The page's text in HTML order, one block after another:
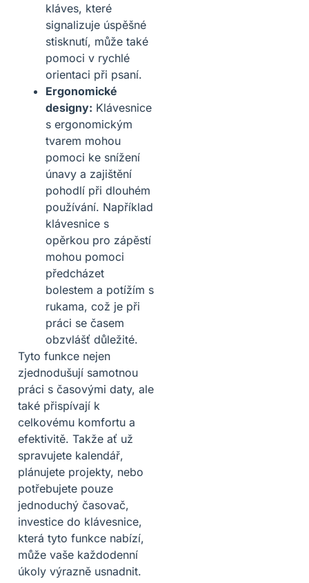
kláves, které
signalizuje úspěšné
stisknutí, může také
pomoci v rychlé
orientaci při psaní.
Ergonomické
designy: Klávesnice
s ergonomickým
tvarem mohou
pomoci ke snížení
únavy a zajištění
pohodlí při dlouhém
používání. Například
klávesnice s
opěrkou pro zápěstí
mohou pomoci
předcházet
bolestem a potížím s
rukama, což je při
práci se časem
obzvlášť důležité.
Tyto funkce nejen
zjednodušují samotnou
práci s časovými daty, ale
také přispívají k
celkovému komfortu a
efektivitě. Takže ať už
spravujete kalendář,
plánujete projekty, nebo
potřebujete pouze
jednoduchý časovač,
investice do klávesnice,
která tyto funkce nabízí,
může vaše každodenní
úkoly výrazně usnadnit.